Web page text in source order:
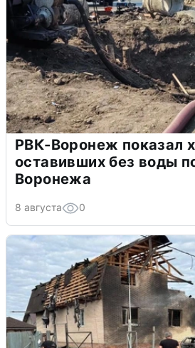
РВК-Воронеж показал
оставивших без воды
Воронежа
8 августа 0